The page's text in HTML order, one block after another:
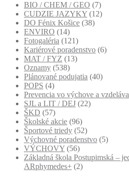
BIO / CHEM / GEO (7)
CUDZIE JAZYKY (12)
DO Fénix Košice (38)
ENVIRO (14)
Fotogaléria (121)
Kariérové poradenstvo (6)
MAT / FYZ (13)
Oznamy (538)
Plánované podujatia (40)
POPS (4)
Prevencia vo výchove a
SJL a LIT / DEJ (22)
ŠKD (57)
Školské akcie (96)
Športové triedy (52)
Výchovné poradenstvo (5)
VÝCHOVY (56)
Základná škola Postupimská –
ARphymedes+ (2)